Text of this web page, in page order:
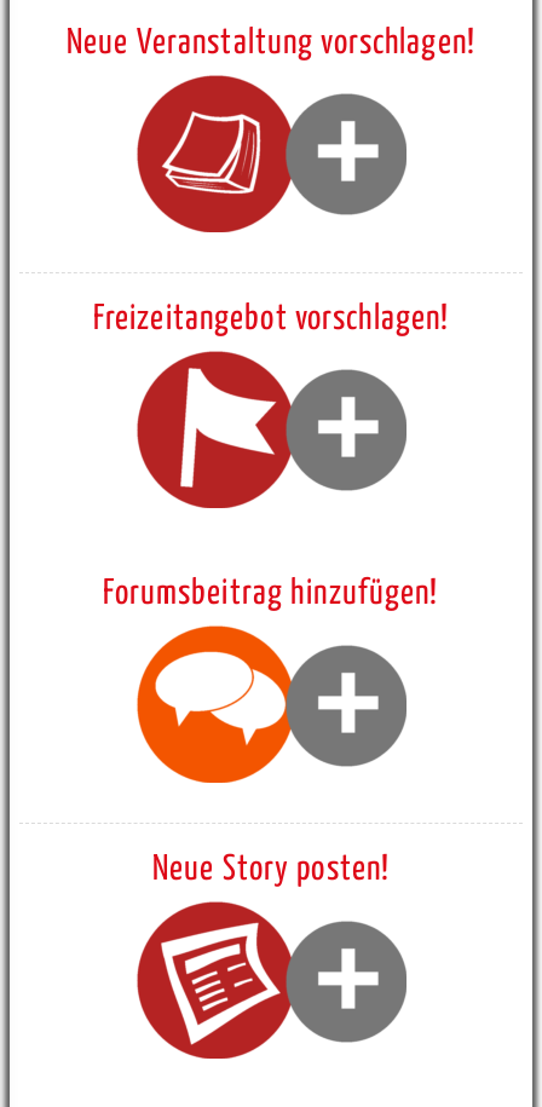
Neue Veranstaltung vorschlagen!
Freizeitangebot vorschlagen!
Forumsbeitrag hinzufügen!
Neue Story posten!